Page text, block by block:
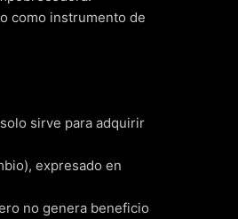
como instrumento de
sirve para adquirir
expresado en
no genera beneficio